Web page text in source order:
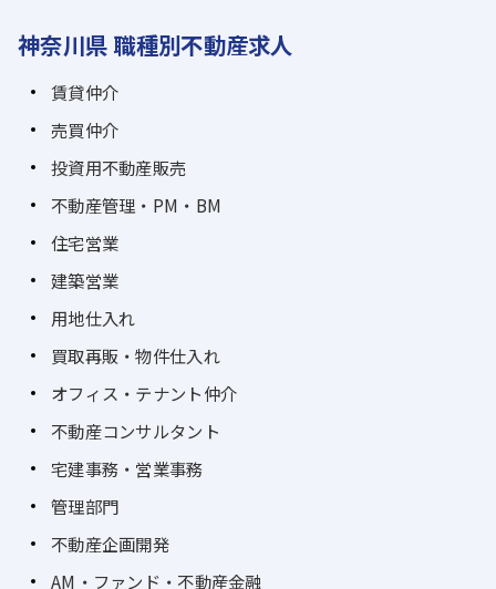
神奈川県 職種別不動産求人
賃貸仲介
売買仲介
投資用不動産販売
不動産管理・PM・BM
住宅営業
建築営業
用地仕入れ
買取再販・物件仕入れ
オフィス・テナント仲介
不動産コンサルタント
宅建事務・営業事務
管理部門
不動産企画開発
AM・ファンド・不動産金融